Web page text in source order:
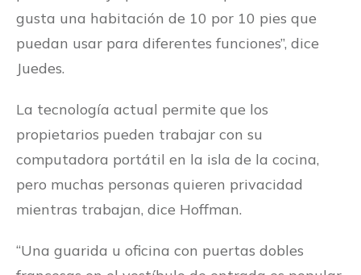
gusta una habitación de 10 por 10 pies que
puedan usar para diferentes funciones”, dice
Juedes.
La tecnología actual permite que los
propietarios pueden trabajar con su
computadora portátil en la isla de la cocina,
pero muchas personas quieren privacidad
mientras trabajan, dice Hoffman.
“Una guarida u oficina con puertas dobles